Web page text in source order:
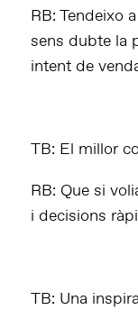
RB: Tendeixo
sens dubte la
intent de
TB: El millor
RB: Que si
i decisions
TB: Una